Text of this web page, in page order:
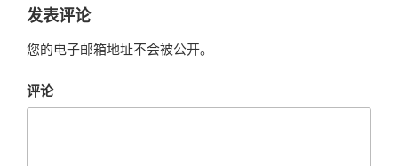
发表评论
您的电子邮箱地址不会被公开。
评论